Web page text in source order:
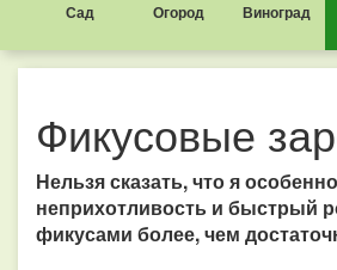
Сад Огород Виноград
Фикусовые
Нельзя сказать, что я
неприхотливость и быстрый
фикусами более, чем